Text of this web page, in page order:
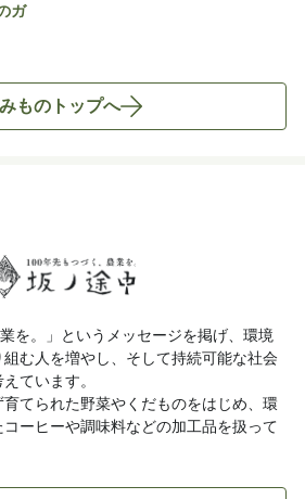
ガ
ものトップへ
を。」というメッセージを掲げ、環境
む人を増やし、そして持続可能な社会
ています。
てられた野菜やくだものをはじめ、環
ーヒーや調味料などの加工品を扱って